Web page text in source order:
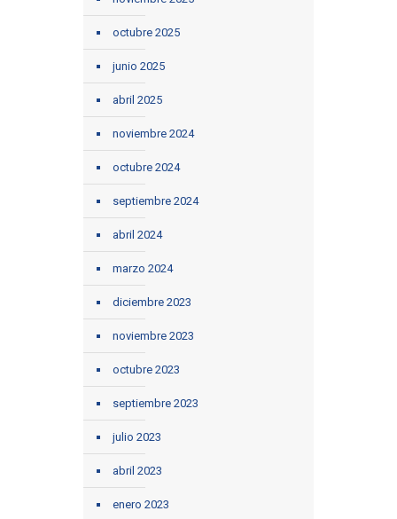
octubre 2025
junio 2025
abril 2025
noviembre 2024
octubre 2024
septiembre 2024
abril 2024
marzo 2024
diciembre 2023
noviembre 2023
octubre 2023
septiembre 2023
julio 2023
abril 2023
enero 2023